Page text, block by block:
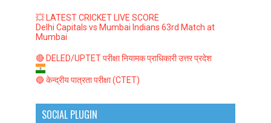
💥 LATEST CRICKET LIVE SCORE
Delhi Capitals vs Mumbai Indians 63rd Match at
Mumbai
🔴 DELED/UPTET परीक्षा नियामक प्राधिकारी उत्तर प्रदेश
🔵 केन्द्रीय पात्रता परीक्षा (CTET)
SOCIAL PLUGIN